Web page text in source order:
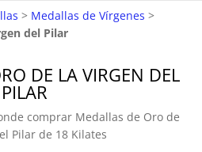
> Medallas de Vírgenes >
del Pilar
DE LA VIRGEN DEL
PILAR
comprar Medallas de Oro de
Pilar de 18 Kilates